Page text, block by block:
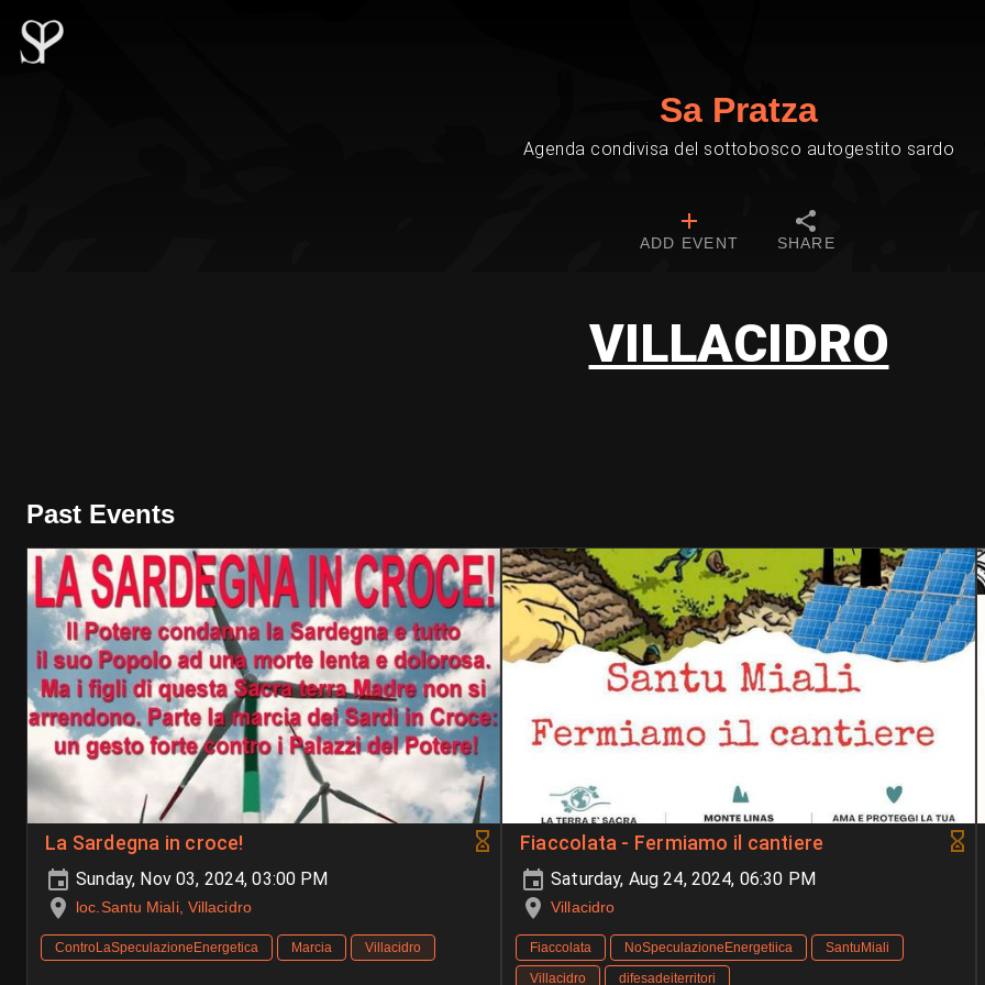
Sa Pratza
Agenda condivisa del sottobosco autogestito sardo
ADD EVENT SHARE
VILLACIDRO
Past Events
La Sardegna in croce!
Sunday, Nov 03, 2024, 03:00 PM
loc.Santu Miali, Villacidro
ControLaSpeculazioneEnergetica Marcia Villacidro
Fiaccolata - Fermiamo il cantiere
Saturday, Aug 24, 2024, 06:30 PM
Villacidro
Fiaccolata NoSpeculazioneEnergetiica
SantuMiali
Villacidro
difesadeiterritori